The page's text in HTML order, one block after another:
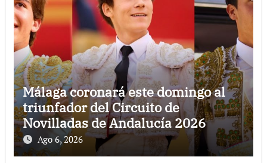
Málaga coronará este domingo al
triunfador del Circuito de
Novilladas de Andalucía 2026
Ago 6, 2026